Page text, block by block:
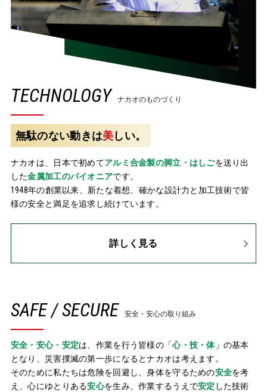
TECHNOLOGY ナカオのものづくり
無駄のない動きは美しい。
ナカオは、日本で初めてアルミ合金製の脚立・はしごを送り出
した金属加工のパイオニアです。
1948年の創業以来、新たな着想、確かな設計力と加工技術で皆
様の安全と満足を追求し続けています。
詳しく見る
SAFE / SECURE 安全・安心の取り組み
安全・安心・安定は、作業を行う皆様の「心・技・体」の基本
となり、災害撲滅の第一歩になるとナカオは考えます。
そのために私たちは危険を回避し、身体を守るための安全を考
え、心にゆとりある安心を生み、作業するうえで安定 した技術